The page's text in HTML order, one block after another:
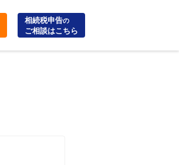
相続税申告の
ご相談はこちら